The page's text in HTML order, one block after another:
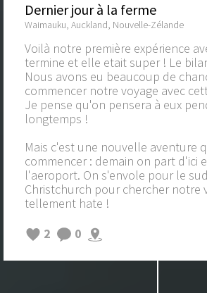
Dernier jour à la ferme
Waimauku, Auckland, Nouvelle-Zélande
Voilà notre première expérience
termine et elle etait super ! Le
Nous avons eu beaucoup de
commencer notre voyage avec
Je pense qu'on pensera à eux
longtemps !
Mais c'est une nouvelle aventure
commencer : demain on part d'ici
l'aeroport. On s'envole pour le
Christchurch pour chercher notre
tellement hate !
2
0